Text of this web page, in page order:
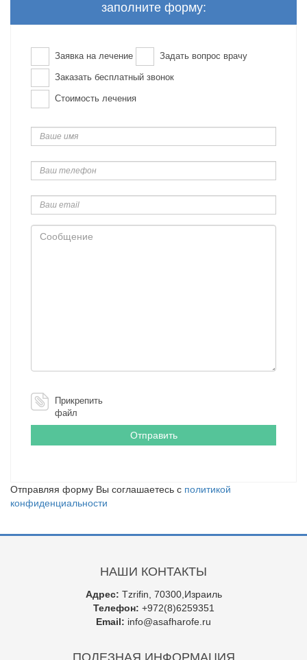
заполните форму:
Заявка на лечение Задать вопрос врачу
Заказать бесплатный звонок
Стоимость лечения
имя
телефон
email
Сообщение
Прикрепить
файл
Отправляя форму Вы соглашаетесь с политикой
конфиденциальности
НАШИ КОНТАКТЫ
Адрес: Tzrifin, 70300,Израиль
Телефон: +972(8)6259351
Email: info@asafharofe.ru
ПОЛЕЗНАЯ ИНФОРМАЦИЯ